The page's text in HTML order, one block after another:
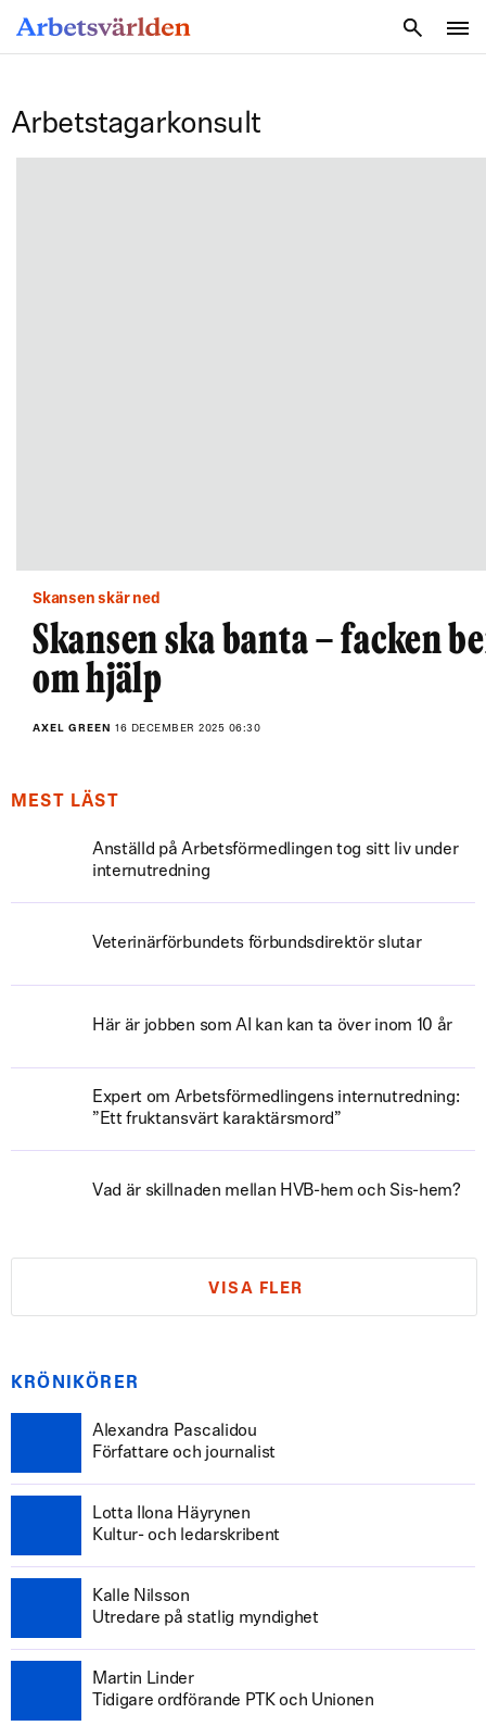
Arbetstagarkonsult
Skansen skär ned
Skansen ska banta – facken
om hjälp
AXEL GREEN 16 DECEMBER 2025 06:30
MEST LÄST
Anställd på Arbetsförmedlingen tog sitt liv under
internutredning
Veterinärförbundets förbundsdirektör slutar
Här är jobben som AI kan kan ta över inom 10 år
Expert om Arbetsförmedlingens internutredning:
”Ett fruktansvärt karaktärsmord”
Vad är skillnaden mellan HVB-hem och Sis-hem?
VISA FLER
KRÖNIKÖRER
Alexandra Pascalidou
Författare och journalist
Lotta Ilona Häyrynen
Kultur- och ledarskribent
Kalle Nilsson
Utredare på statlig myndighet
Martin Linder
Tidigare ordförande PTK och Unionen